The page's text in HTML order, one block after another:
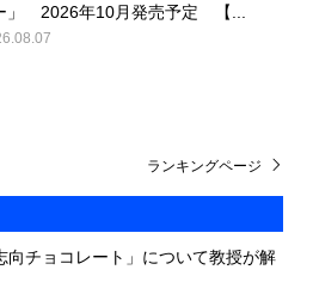
」 2026年10月発売予定 【...
向チョコレート」について教授が解
ランキングページ